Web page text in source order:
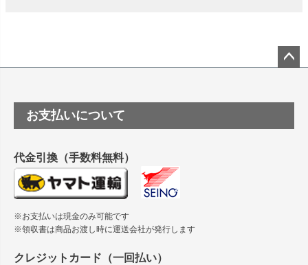
塩ビのロール紙で離型紙が透明の商品はありますか
つや消し半透明ラベルのロールタイプはありますか？
縦420mm×横650mmの包装紙に適した紙はありますか？
ップ
お支払いについて
代金引換（手数料無料）
※お支払いは現金のみ可能です
※領収書は商品お渡し時に運送会社が発行します
クレジットカード（一回払い）